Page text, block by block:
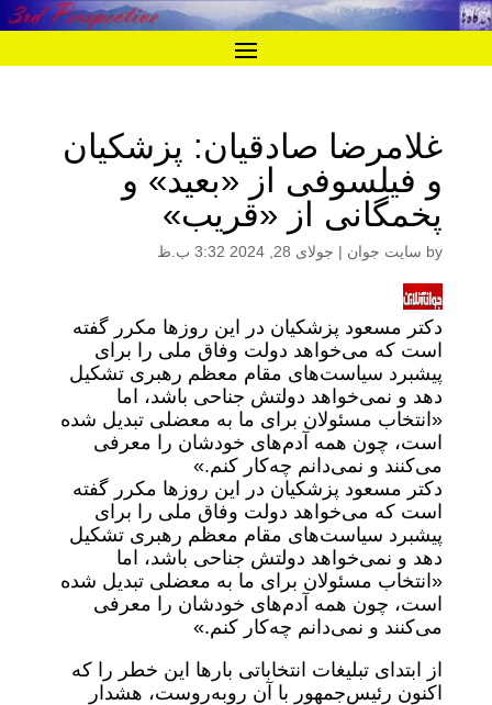
غلامرضا صادقیان: پزشکیان
و فیلسوفی از «بعید» و
پخمگانی از «قریب»
by سایت جوان | جولای 28, 2024 3:32 ب.ظ
دکتر مسعود پزشکیان در این روز‌ها مکرر گفته
است که می‌خواهد دولت وفاق ملی را برای
پیشبرد سیاست‌های مقام معظم رهبری تشکیل
دهد و نمی‌خواهد دولتش جناحی باشد، اما
«انتخاب مسئولان برای ما به معضلی تبدیل شده
است، چون همه آدم‌های خودشان را معرفی
می‌کنند و نمی‌دانم چه‌کار کنم.»
دکتر مسعود پزشکیان در این روز‌ها مکرر گفته
است که می‌خواهد دولت وفاق ملی را برای
پیشبرد سیاست‌های مقام معظم رهبری تشکیل
دهد و نمی‌خواهد دولتش جناحی باشد، اما
«انتخاب مسئولان برای ما به معضلی تبدیل شده
است، چون همه آدم‌های خودشان را معرفی
می‌کنند و نمی‌دانم چه‌کار کنم.»
از ابتدای تبلیغات انتخاباتی بار‌ها این خطر را که
اکنون رئیس‌جمهور با آن روبه‌روست، هشدار